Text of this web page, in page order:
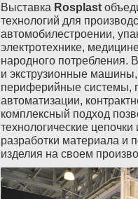
Выставка Rosplast
технологий для
автомобилестроении,
электротехнике,
народного потребления.
и экструзионные
периферийные системы,
автоматизации,
комплексный подход
технологические
разработки материала и
изделия на своем